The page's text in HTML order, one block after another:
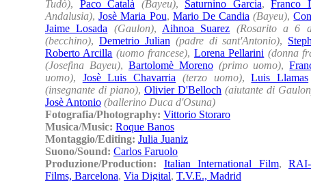
Tudò), Paco Català (Bayeu), Saturnino Garcia, Franco
Andalusia),Josè Maria Pou, Mario De Candia (Bayeu),
Jaime Losada
(Gaulon), Aihnoa Suarez (Rosarito a 6
(becchino), Demetrio Julian (padre di sant'Antonio),
Roberto Arcilla (uomo francese), Lorena Pellarini (donna
(Josefina Bayeu), Bartolomè Moreno (primo uomo),
uomo), Josè Luis Chavarria (terzo uomo),Luis Llamas
(insegnante di piano), Olivier D'Belloch (aiutante di
Josè Antonio (ballerino Duca d'Osuna)
Fotografia/Photography: Vittorio Storaro
Musica/Music: Roque Banos
Montaggio/Editing: Julia Juaniz
Suono/Sound: Carlos Faruolo
Produzione/Production: Italian International Film,
Films, Barcelona, Via Digital, T.V.E., Madrid